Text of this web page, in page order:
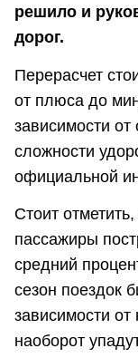
решило и
дорог.
Перерасчет
от плюса до
зависимости
сложности
официальной
Стоит
пассажиры
средний
сезон поездок
зависимости
наоборот